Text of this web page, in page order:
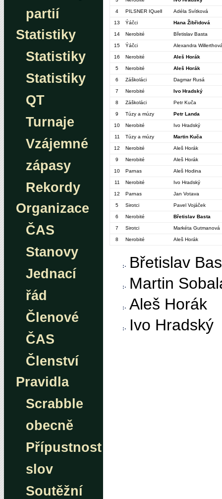
partií
Statistiky
Statistiky
Statistiky
QT
Turnaje
Vzájemné
zápasy
Rekordy
Organizace
ČAS
Stanovy
Jednací
řád
Členové
ČAS
Členství
Pravidla
Scrabble
obecně
Přípustnost
slov
Soutěžní
4 PILSNER IQuell Adéla Svítková
13 Ýáčci Hana Žibřidová
14 Nerobité Břetislav Basta
15 Ýáčci Alexandra
16 Nerobité Aleš Horák
5 Nerobité Aleš Horák
6 Záškoláci Dagmar Rusá
7 Nerobité Ivo Hradský
8 Záškoláci Petr Kuča
9 Túzy a múzy Petr Landa
10 Nerobité Ivo Hradský
11 Túzy a múzy Martin Kuča
12 Nerobité Aleš Horák
9 Nerobité Aleš Horák
10 Parnas Aleš Hodina
11 Nerobité Ivo Hradský
12 Parnas Jan Votava
5 Sirotci Pavel Vojáček
6 Nerobité Břetislav Basta
7 Sirotci Markéta Gutmanová
8 Nerobité Aleš Horák
Břetislav
Martin
Aleš Horák
Ivo Hradský